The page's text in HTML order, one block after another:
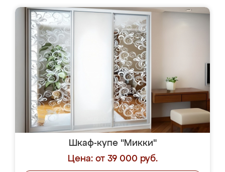
Шкаф-купе "Микки"
Цена: от 39 000 руб.